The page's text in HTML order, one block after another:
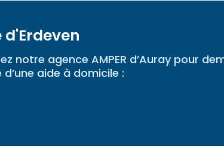
notre agence AMPER d’Auray pour
aide à domicile :